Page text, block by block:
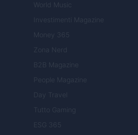
World Music
Investimenti Magazine
Money 365
Zona Nerd
B2B Magazine
People Magazine
Day Travel
Tutto Gaming
ESG 365